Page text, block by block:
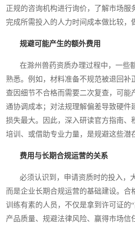
正规的咨询机构进行询价，了解市场服
完成所需投入的人力时间成本做比较，
规避可能产生的额外费用
在滁州兽药资质办理过程中，一些
熟悉。例如，材料准备不规范被退回补
查因细节不合格而需要二次复查，可能
通协调成本；对法规理解偏差导致硬件
损失最大。因此，深入研读官方指南、
培训、或借助专业力量，是规避这些潜
费用与长期合规运营的关系
必须认识到，申请资质时的投入，大
而是企业长期合规运营的基础建设。合
训练有素的人员，不仅是拿到许可证的
产品质量、规避法律风险、赢得市场信